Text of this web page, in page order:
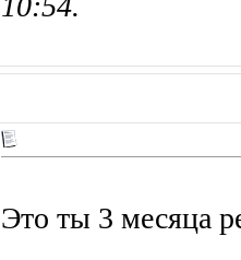
Это ты 3 месяца